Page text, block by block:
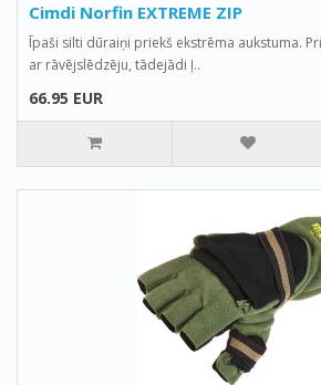
Cimdi Norfin EXTREME ZIP
Īpaši silti dūraiņi priekš ekstrēma aukstuma.
ar rāvējslēdzēju, tādejādi ļ..
66.95 EUR